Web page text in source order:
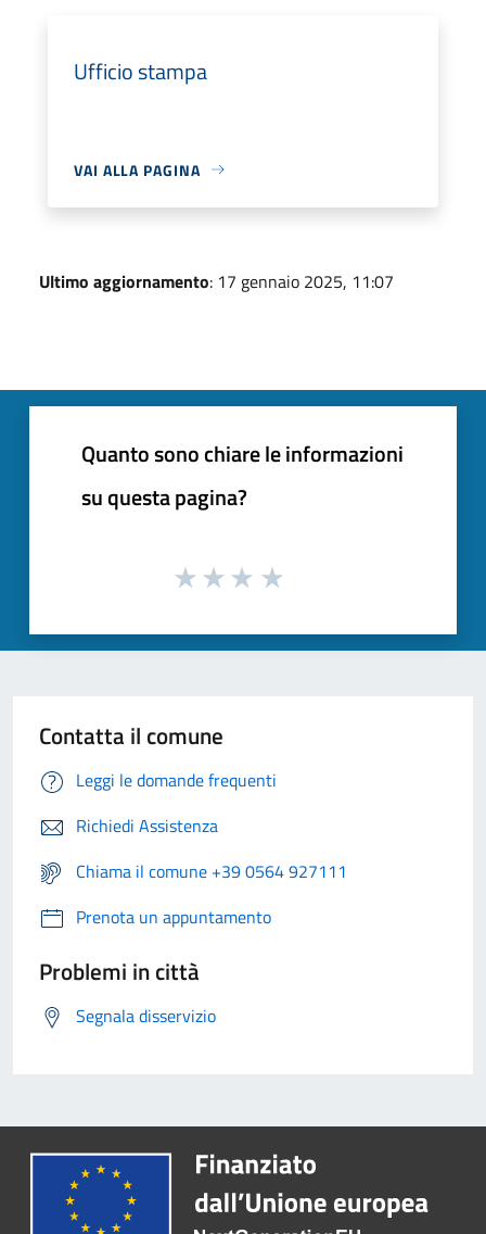
Ufficio stampa
VAI ALLA PAGINA
Ultimo aggiornamento: 17 gennaio 2025, 11:07
Quanto sono chiare le informazioni
su questa pagina?
Contatta il comune
Leggi le domande frequenti
Richiedi Assistenza
Chiama il comune +39 0564 927111
Prenota un appuntamento
Problemi in città
Segnala disservizio